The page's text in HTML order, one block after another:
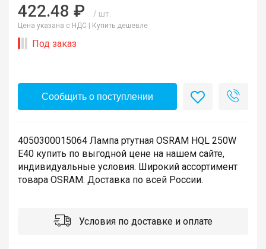
422.48 ₽ / шт.
Цена указана с НДС | Купить дешевле
Под заказ
Сообщить о поступлении
4050300015064 Лампа ртутная OSRAM HQL 250W
E40 купить по выгодной цене на нашем сайте,
индивидуальные условия. Широкий ассортимент
товара OSRAM. Доставка по всей России.
Условия по доставке и оплате